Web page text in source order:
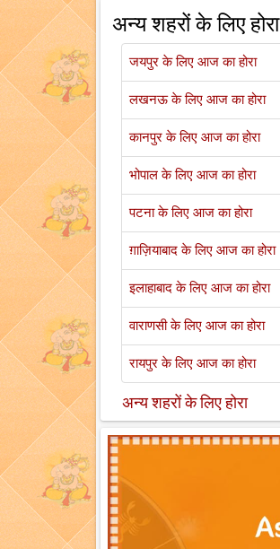
अन्य शहरों के लिए होरा
जयपुर के लिए आज का होरा
लखनऊ के लिए आज का होरा
कानपुर के लिए आज का होरा
भोपाल के लिए आज का होरा
पटना के लिए आज का होरा
ग़ाज़ियाबाद के लिए आज का होरा
इलाहाबाद के लिए आज का होरा
वाराणसी के लिए आज का होरा
रायपुर के लिए आज का होरा
अन्य शहरों के लिए होरा